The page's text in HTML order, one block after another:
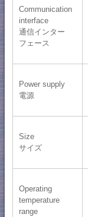
Communication
interface
通信インター
フェース
Power supply
電源
Size
サイズ
Operating
temperature
range